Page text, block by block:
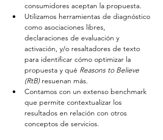
consumidores aceptan la propuesta.
Utilizamos herramientas de diagnóstico
como asociaciones libres,
declaraciones de evaluación y
activación, y/o resaltadores de texto
para identificar cómo optimizar la
propuesta y qué Reasons to Believe
(RtB) resuenan más.
Contamos con un extenso benchmark
que permite contextualizar los
resultados en relación con otros
conceptos de servicios.